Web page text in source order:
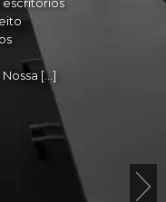
escritórios
[…]